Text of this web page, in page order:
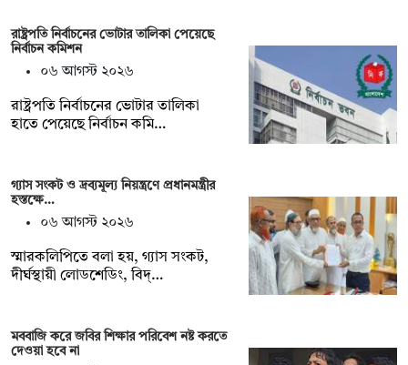
রাষ্ট্রপতি নির্বাচনের ভোটার তালিকা পেয়েছে
নির্বাচন কমিশন
০৬ আগস্ট ২০২৬
রাষ্ট্রপতি নির্বাচনের ভোটার তালিকা
হাতে পেয়েছে নির্বাচন কমি…
গ্যাস সংকট ও দ্রব্যমূল্য নিয়ন্ত্রণে প্রধানমন্ত্রীর
হস্তক্ষে…
০৬ আগস্ট ২০২৬
স্মারকলিপিতে বলা হয়, গ্যাস সংকট,
দীর্ঘস্থায়ী লোডশেডিং, বিদ্…
মববাজি করে জবির শিক্ষার পরিবেশ নষ্ট করতে
দেওয়া হবে না